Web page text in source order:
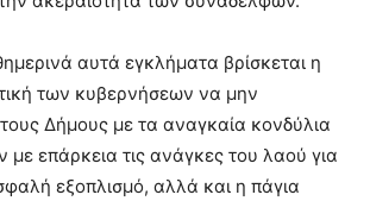
αυτά εγκλήματα βρίσκεται η
των κυβερνήσεων να μην
Δήμους με τα αναγκαία κονδύλια
επάρκεια τις ανάγκες του λαού για
εξοπλισμό, αλλά και η πάγια